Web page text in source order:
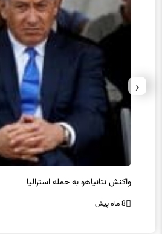
واکنش نتانیاهو به حمله استرالیا